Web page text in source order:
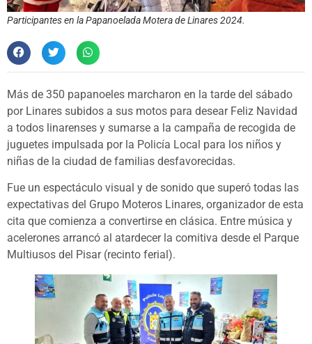
Participantes en la Papanoelada Motera de Linares 2024.
Más de 350 papanoeles marcharon en la tarde del sábado
por Linares subidos a sus motos para desear Feliz Navidad
a todos linarenses y sumarse a la campaña de recogida de
juguetes impulsada por la Policía Local para los niños y
niñas de la ciudad de familias desfavorecidas.
Fue un espectáculo visual y de sonido que superó todas las
expectativas del Grupo Moteros Linares, organizador de esta
cita que comienza a convertirse en clásica. Entre música y
acelerones arrancó al atardecer la comitiva desde el Parque
Multiusos del Pisar (recinto ferial).